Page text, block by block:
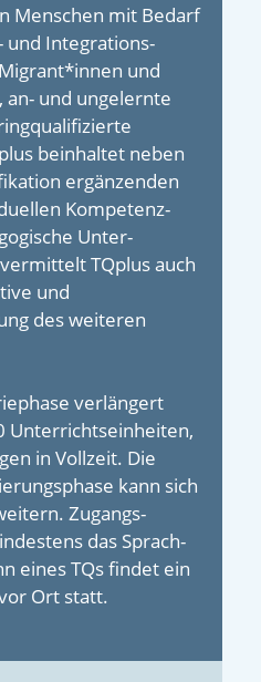
Menschen mit Bedarf
und Integrations­
und
an- und un­gelernte
beinhaltet neben
ergänzenden
Kompetenz­
Unter­
TQplus auch
und
des weiteren
verlängert
Unterrichts­einheiten,
in Vollzeit. Die
kann sich
Zugangs­
das Sprach­
eines TQs findet ein
Ort statt.